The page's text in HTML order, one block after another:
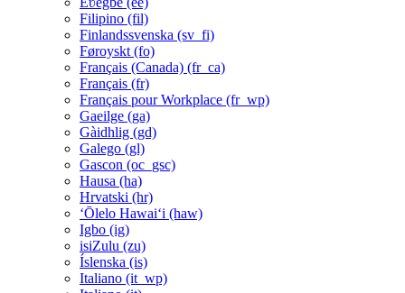
Filipino ‎(fil)‎
Finlandssvenska ‎(sv_fi)‎
Føroyskt ‎(fo)‎
Français (Canada) ‎(fr_ca)‎
Français ‎(fr)‎
Français pour Workplace ‎(fr_wp)‎
Gaeilge ‎(ga)‎
Gàidhlig ‎(gd)‎
Galego ‎(gl)‎
Gascon ‎(oc_gsc)‎
Hausa ‎(ha)‎
Hrvatski ‎(hr)‎
ʻŌlelo Hawaiʻi ‎(haw)‎
Igbo ‎(ig)‎
isiZulu ‎(zu)‎
Íslenska ‎(is)‎
Italiano ‎(it_wp)‎